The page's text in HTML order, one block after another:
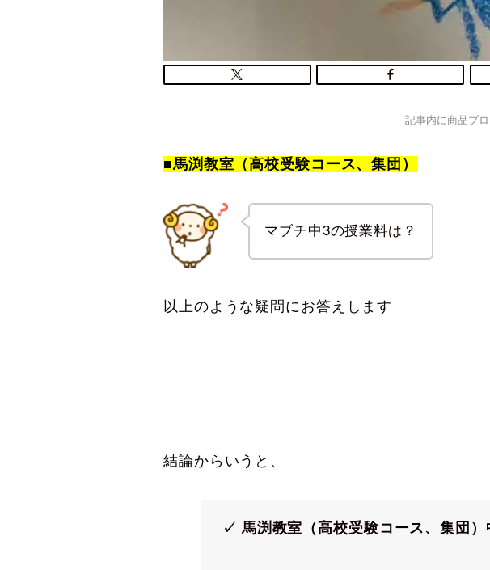
記事内に商品プ
■馬渕教室（高校受験コース、集団）
マブチ中3の授業料は？
以上のような疑問にお答えします
結論からいうと、
✓ 馬渕教室（高校受験コース、集団）